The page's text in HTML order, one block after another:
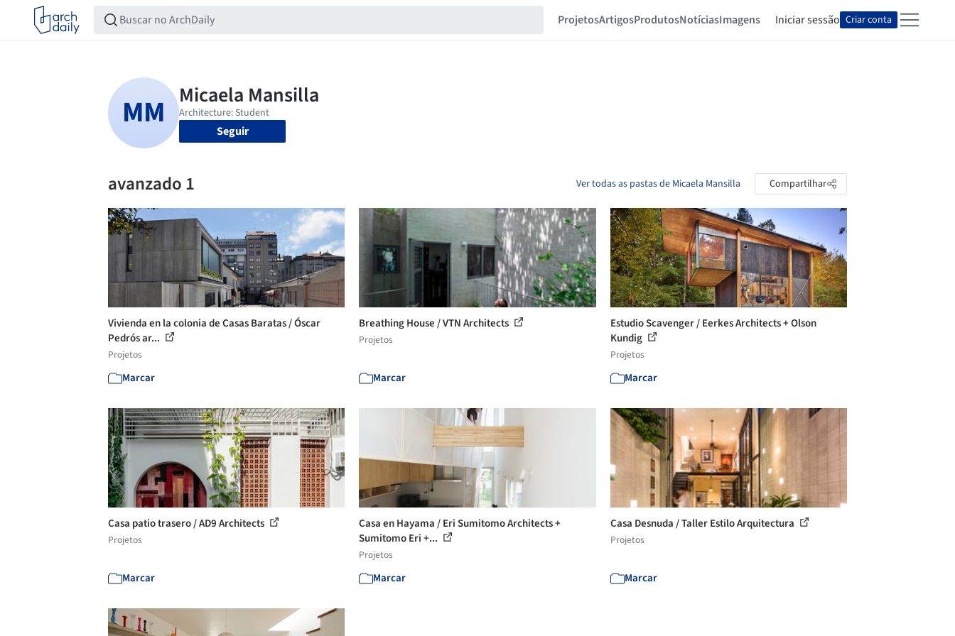
ProjetosArtigosProdutosNotíciasImagens Iniciar sessão Criar conta
Seguir
avanzado 1 Ver todas as pastas de Micaela Mansilla Compartilhar
Vivienda en la colonia de Casas Baratas / Óscar
Pedrós ar...
Projetos
Marcar
Breathing House / VTN Architects
Projetos
Marcar
Estudio Scavenger / Eerkes Architects + Olson
Kundig
Projetos
Marcar
Casa patio trasero / AD9 Architects
Projetos
Marcar
Casa en Hayama / Eri Sumitomo Architects +
Sumitomo Eri +...
Projetos
Marcar
Casa Desnuda / Taller Estilo Arquitectura
Projetos
Marcar